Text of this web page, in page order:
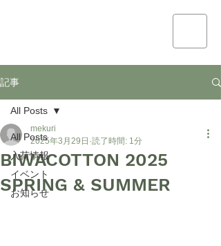
記事
All Posts
入荷情報
イベント
お知らせ
All Posts
BIWACOTTON 2025
SPRING & SUMMER
mekuri
2025年3月29日 読了時間: 1分